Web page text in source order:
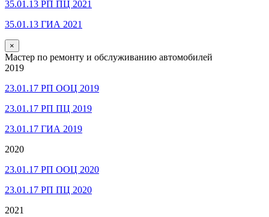
35.01.13 РП ПЦ 2021
35.01.13 ГИА 2021
×
Мастер по ремонту и обслуживанию автомобилей
2019
23.01.17 РП ООЦ 2019
23.01.17 РП ПЦ 2019
23.01.17 ГИА 2019
2020
23.01.17 РП ООЦ 2020
23.01.17 РП ПЦ 2020
2021